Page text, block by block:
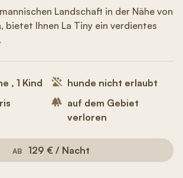
Landschaft in der Nähe von
bietet Ihnen La Tiny ein verdientes
, 1 Kind
hunde nicht erlaubt
auf dem Gebiet
verloren
AB 129 € / Nacht